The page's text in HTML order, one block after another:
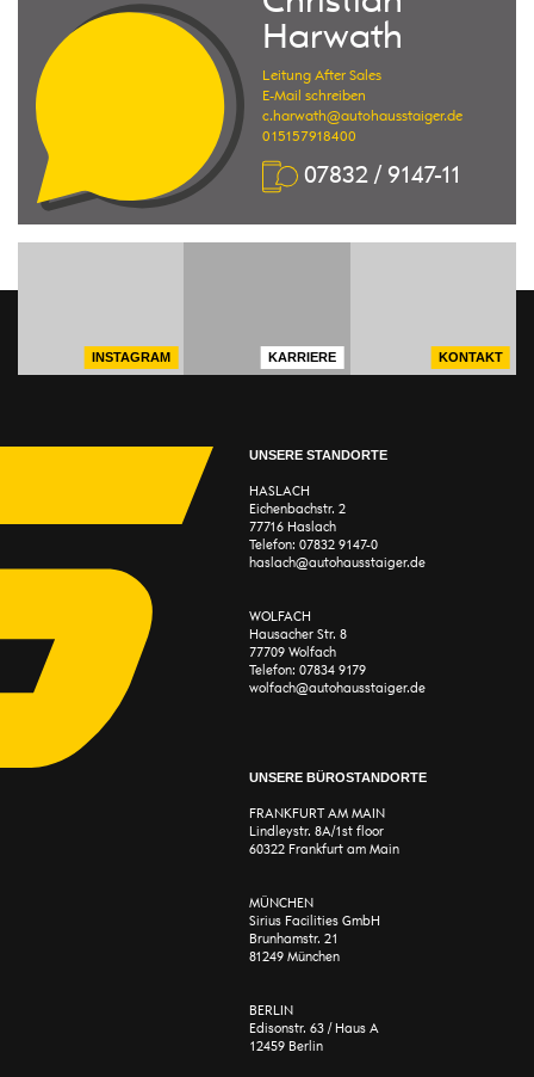
Harwath
Leitung After Sales
E-Mail schreiben
c.harwath@autohausstaiger.de
015157918400
07832 / 9147-11
INSTAGRAM KARRIERE KONTAKT
UNSERE STANDORTE
HASLACH
Eichenbachstr. 2
77716 Haslach
Telefon:07832 9147-0
haslach@autohausstaiger.de
WOLFACH
Hausacher Str. 8
77709 Wolfach
Telefon:07834 9179
wolfach@autohausstaiger.de
UNSERE BÜROSTANDORTE
FRANKFURT AM MAIN
Lindleystr. 8A/1st floor
60322 Frankfurt am Main
MÜNCHEN
Sirius Facilities GmbH
Brunhamstr. 21
81249 München
BERLIN
Edisonstr. 63 / Haus A
12459 Berlin